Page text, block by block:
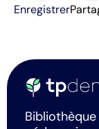
Enregistrer